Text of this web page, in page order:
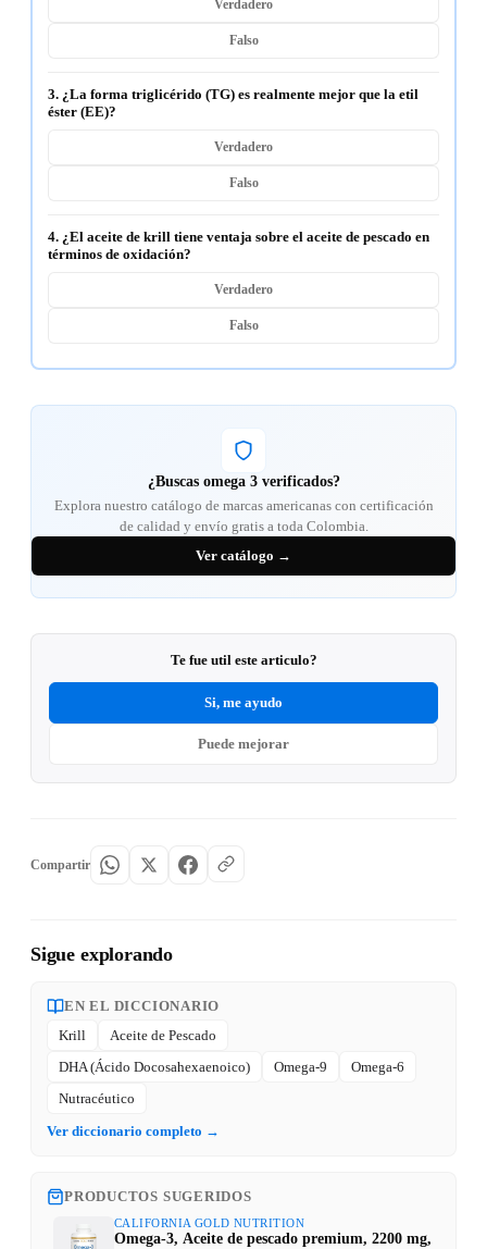
Verdadero
Falso
3. ¿La forma triglicérido (TG) es realmente mejor que la etil
éster (EE)?
Verdadero
Falso
4. ¿El aceite de krill tiene ventaja sobre el aceite de pescado en
términos de oxidación?
Verdadero
Falso
¿Buscas omega 3 verificados?
Explora nuestro catálogo de marcas americanas con certificación
de calidad y envío gratis a toda Colombia.
Ver catálogo →
Te fue util este articulo?
Si, me ayudo
Puede mejorar
Compartir
Sigue explorando
EN EL DICCIONARIO
Krill
Aceite de Pescado
DHA (Ácido Docosahexaenoico)
Omega-9
Omega-6
Nutracéutico
Ver diccionario completo →
PRODUCTOS SUGERIDOS
CALIFORNIA GOLD NUTRITION
Omega-3, Aceite de pescado premium, 2200 mg,